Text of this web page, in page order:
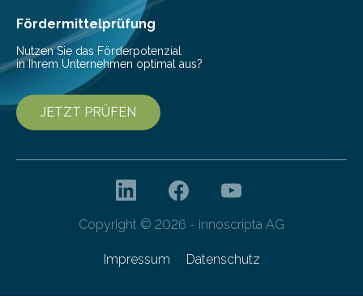
bis 16:00 Uhr, ein virtuelles Partnering Event zum
Forschungsprogramm „Datenrekonstruktion…
Fördermittelprüfung
Nutzen Sie das Förderpotenzial
in Ihrem Unternehmen optimal aus?
JETZT PRÜFEN
Copyright © 2026 - innoscripta AG
Impressum Datenschutz